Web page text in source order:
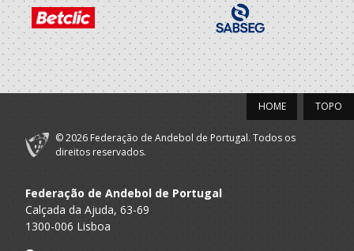
TOPO
HOME
© 2026 Federação de Andebol de Portugal. Todos os
direitos reservados.
Federação de Andebol de Portugal
Calçada da Ajuda, 63-69
1300-006 Lisboa